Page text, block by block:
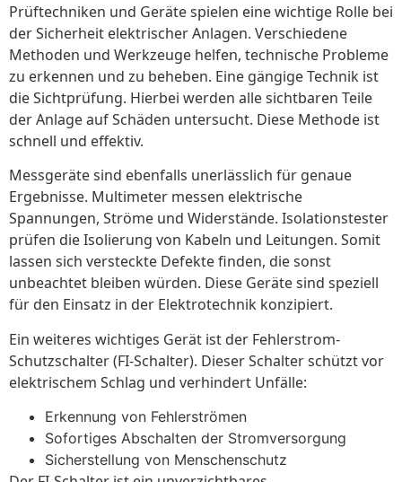
Prüftechniken und Geräte spielen eine wichtige Rolle bei
der Sicherheit elektrischer Anlagen. Verschiedene
Methoden und Werkzeuge helfen, technische Probleme
zu erkennen und zu beheben. Eine gängige Technik ist
die Sichtprüfung. Hierbei werden alle sichtbaren Teile
der Anlage auf Schäden untersucht. Diese Methode ist
schnell und effektiv.
Messgeräte sind ebenfalls unerlässlich für genaue
Ergebnisse. Multimeter messen elektrische
Spannungen, Ströme und Widerstände. Isolationstester
prüfen die Isolierung von Kabeln und Leitungen. Somit
lassen sich versteckte Defekte finden, die sonst
unbeachtet bleiben würden. Diese Geräte sind speziell
für den Einsatz in der Elektrotechnik konzipiert.
Ein weiteres wichtiges Gerät ist der Fehlerstrom-
Schutzschalter (FI-Schalter). Dieser Schalter schützt vor
elektrischem Schlag und verhindert Unfälle:
Erkennung von Fehlerströmen
Sofortiges Abschalten der Stromversorgung
Sicherstellung von Menschenschutz